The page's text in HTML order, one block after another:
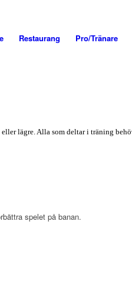
Restaurang Pro/Tränare
lägre. Alla som deltar i träning
spelet på banan.